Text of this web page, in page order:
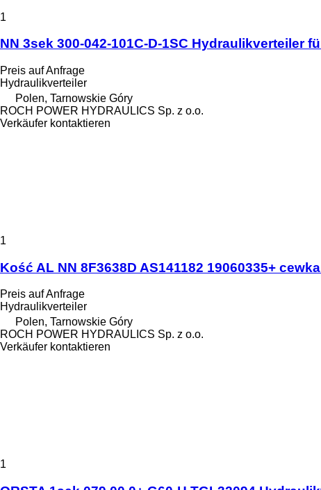
1
NN 3sek 300-042-101C-D-1SC Hydraulikverteiler
Preis auf Anfrage
Hydraulikverteiler
Polen, Tarnowskie Góry
ROCH POWER HYDRAULICS Sp. z o.o.
Verkäufer kontaktieren
1
Kość AL NN 8F3638D AS141182 19060335+
Preis auf Anfrage
Hydraulikverteiler
Polen, Tarnowskie Góry
ROCH POWER HYDRAULICS Sp. z o.o.
Verkäufer kontaktieren
1